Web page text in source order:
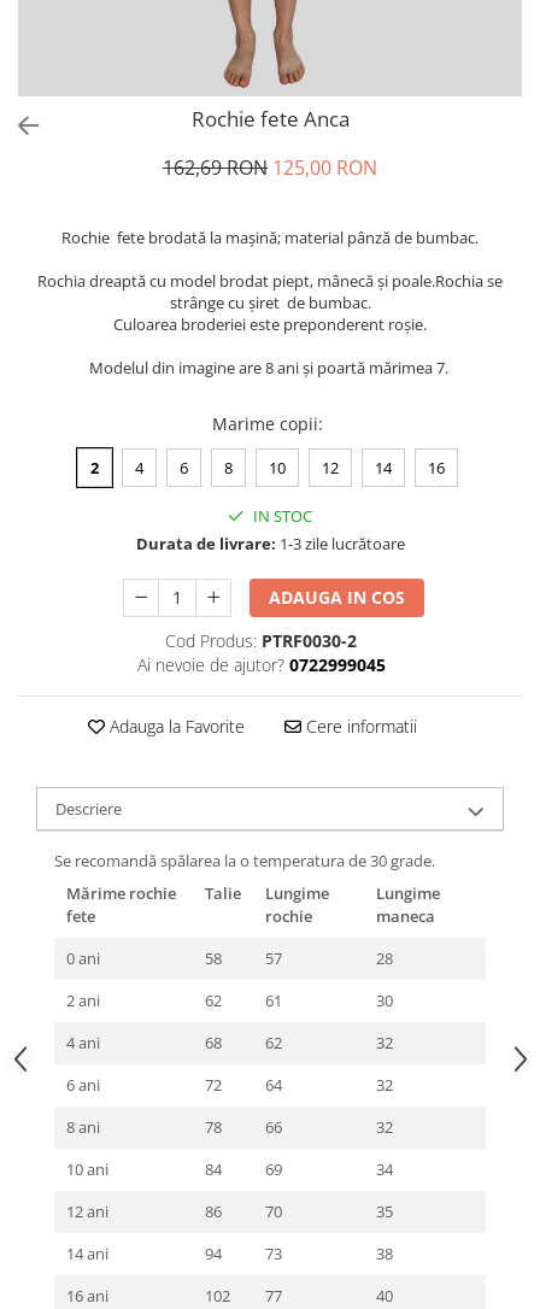
Rochie fete Anca
162,69 RON 125,00 RON
Rochie fete brodată la maşină; material pânză de bumbac.
Rochia dreaptă cu model brodat piept, mânecă și poale.Rochia se
strânge cu șiret de bumbac.
Culoarea broderiei este preponderent roșie.
Modelul din imagine are 8 ani și poartă mărimea 7.
Marime copii:
2 4 6 8 10 12 14 16
IN STOC
Durata de livrare: 1-3 zile lucrătoare
ADAUGA IN COS
Cod Produs: PTRF0030-2
Ai nevoie de ajutor? 0722999045
Adauga la Favorite Cere informatii
Descriere
Se recomandă spălarea la o temperatura de 30 grade.
Mărime rochie
fete
Talie
Lungime
rochie
Lungime
maneca
0 ani
58 57
28
2 ani
62 61
30
4 ani
68 62
32
6 ani
72 64
32
8 ani
78 66
32
10 ani
84 69
34
12 ani
86 70
35
14 ani
94 73
38
16 ani
102 77 40